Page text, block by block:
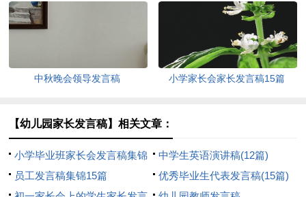
篇
中秋晚会领导发言稿 小学家长会家长发言稿15篇
【幼儿园家长发言稿】相关文章：
小学毕业班家长会发言稿集锦
15篇
中学生英语演讲稿(12篇)
员工发言稿集锦15篇
优秀毕业生代表发言稿(15篇)